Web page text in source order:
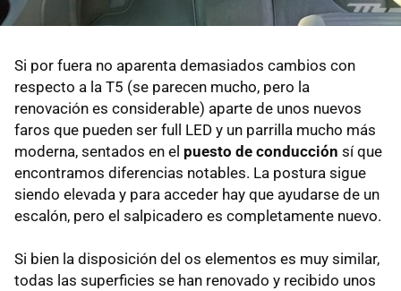
Si por fuera no aparenta demasiados cambios con
respecto a la T5 (se parecen mucho, pero la
renovación es considerable) aparte de unos nuevos
faros que pueden ser full LED y un parrilla mucho más
moderna, sentados en el puesto de conducción sí que
encontramos diferencias notables. La postura sigue
siendo elevada y para acceder hay que ayudarse de un
escalón, pero el salpicadero es completamente nuevo.
Si bien la disposición del os elementos es muy similar,
todas las superficies se han renovado y recibido unos